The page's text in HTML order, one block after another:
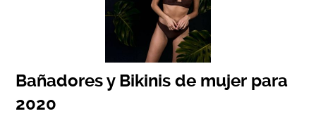
Bañadores y Bikinis de mujer para
2020